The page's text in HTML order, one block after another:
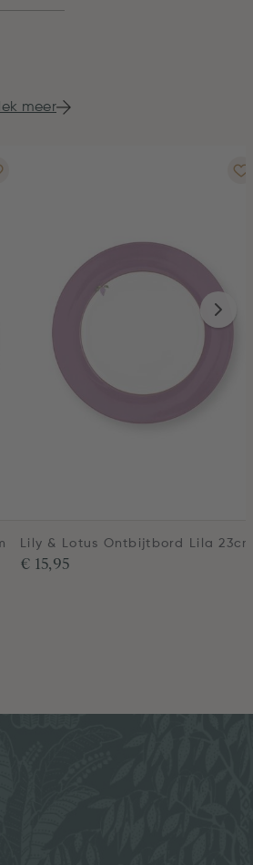
meer
Lily & Lotus Ontbijtbord Lila
€ 15,95